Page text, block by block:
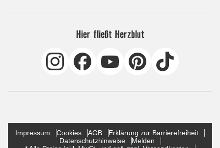
Hier fließt Herzblut
Impressum Cookies AGB
Erklärung zur Barrierefreiheit
Datenschutzhinweise
Melden